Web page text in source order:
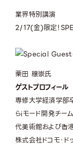
業界特別講演
2/17(金)限定！
栗田 穣崇氏
ゲストプロフィール
専修大学経済学部
らiモード開発チー
代美術館および香
株式会社ドコモ・